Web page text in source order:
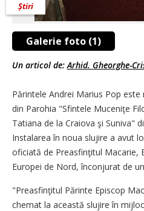
Galerie foto (1)
Știri
Un articol de:Arhid. Gheorghe-
Părintele Andrei Marius Pop
din Parohia "Sfintele Muceniţe
Tatiana de la Craiova şi Suniva"
Instalarea în noua slujire a avut
oficiată de Preasfinţitul Macarie,
Europei de Nord, înconjurat de
"Preasfinţitul Părinte Episcop
chemat la această slujire în